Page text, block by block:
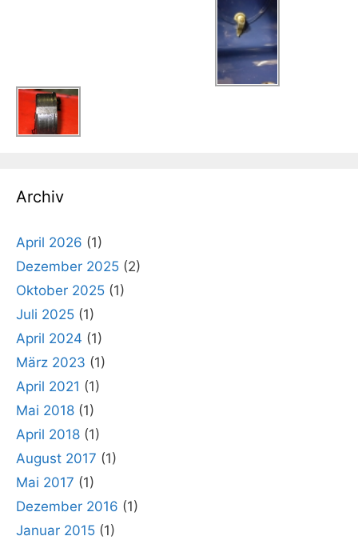
Archiv
April 2026 (1)
Dezember 2025 (2)
Oktober 2025 (1)
Juli 2025 (1)
April 2024 (1)
März 2023 (1)
April 2021 (1)
Mai 2018 (1)
April 2018 (1)
August 2017 (1)
Mai 2017 (1)
Dezember 2016 (1)
Januar 2015 (1)